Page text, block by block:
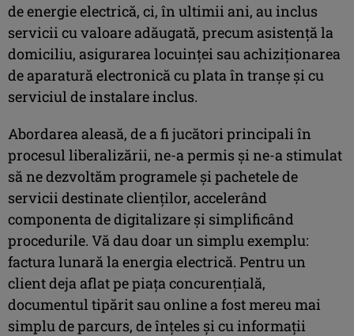
de energie electrică, ci, în ultimii ani, au inclus
servicii cu valoare adăugată, precum asistență la
domiciliu, asigurarea locuinței sau achiziționarea
de aparatură electronică cu plata în tranșe și cu
serviciul de instalare inclus.
Abordarea aleasă, de a fi jucători principali în
procesul liberalizării, ne-a permis și ne-a stimulat
să ne dezvoltăm programele și pachetele de
servicii destinate clienților, accelerând
componenta de digitalizare și simplificând
procedurile. Vă dau doar un simplu exemplu:
factura lunară la energia electrică. Pentru un
client deja aflat pe piața concurențială,
documentul tipărit sau online a fost mereu mai
simplu de parcurs, de înțeles și cu informații